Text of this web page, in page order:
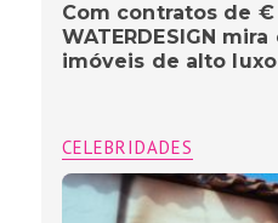
Com contratos de €
WATERDESIGN
imóveis de alto luxo
CELEBRIDADES